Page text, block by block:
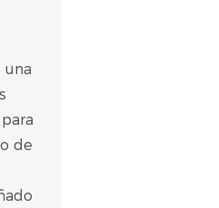
una
de